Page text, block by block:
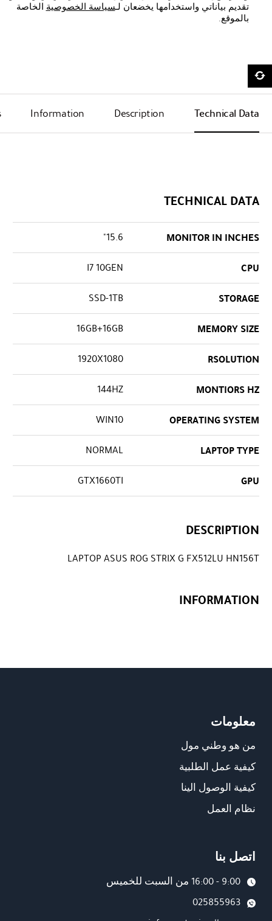
تقديم بياناتي واستخدامها يخضعان لـسياسة الخصوصية الخاصة
بالموقع.
Technical Data
Description
Information
TECHNICAL DATA
MONITOR IN INCHES
15.6"
CPU
I7 10GEN
STORAGE
SSD-1TB
MEMORY SIZE
16GB+16GB
RSOLUTION
1920X1080
MONTIORS HZ
144HZ
OPERATING SYSTEM
WIN10
LAPTOP TYPE
NORMAL
GPU
GTX1660TI
DESCRIPTION
LAPTOP ASUS ROG STRIX G FX512LU HN156T
INFORMATION
معلومات
من هو وطني مول
كيفية عمل الطلبية
كيفية الوصول الينا
نظام العمل
اتصل بنا
9:00 - 16:00 من السبت للخميس
025855963